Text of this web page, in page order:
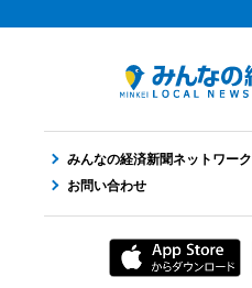
みんなの経済新聞ネットワーク
お問い合わせ